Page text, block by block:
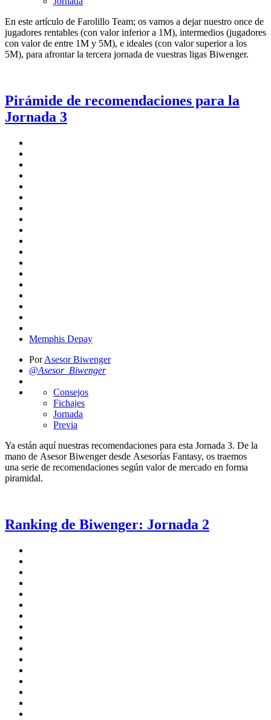
En este artículo de Farolillo Team; os vamos a dejar nuestro once de
jugadores rentables (con valor inferior a 1M), intermedios (jugadores
con valor de entre 1M y 5M), e ideales (con valor superior a los
5M), para afrontar la tercera jornada de vuestras ligas Biwenger.
Pirámide de recomendaciones para la
Jornada 3
Memphis Depay
PorAsesor Biwenger
@Asesor_Biwenger
Consejos
Fichajes
Jornada
Previa
Ya están aquí nuestras recomendaciones para esta Jornada 3. De la
mano de Asesor Biwenger desde Asesorías Fantasy, os traemos
una serie de recomendaciones según valor de mercado en forma
piramidal.
Ranking de Biwenger: Jornada 2